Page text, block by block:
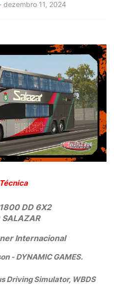
dezembro 11, 2024
DD 6X2
SALAZAR
Internacional
- DYNAMIC GAMES.
Driving Simulator, WBDS